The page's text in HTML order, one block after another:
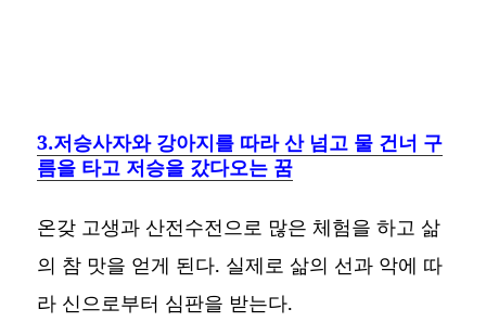
3.저승사자와 강아지를 따라 산 넘고 물 건너 구
름을 타고 저승을 갔다오는 꿈
온갖 고생과 산전수전으로 많은 체험을 하고 삶
의 참 맛을 얻게 된다. 실제로 삶의 선과 악에 따
라 신으로부터 심판을 받는다.